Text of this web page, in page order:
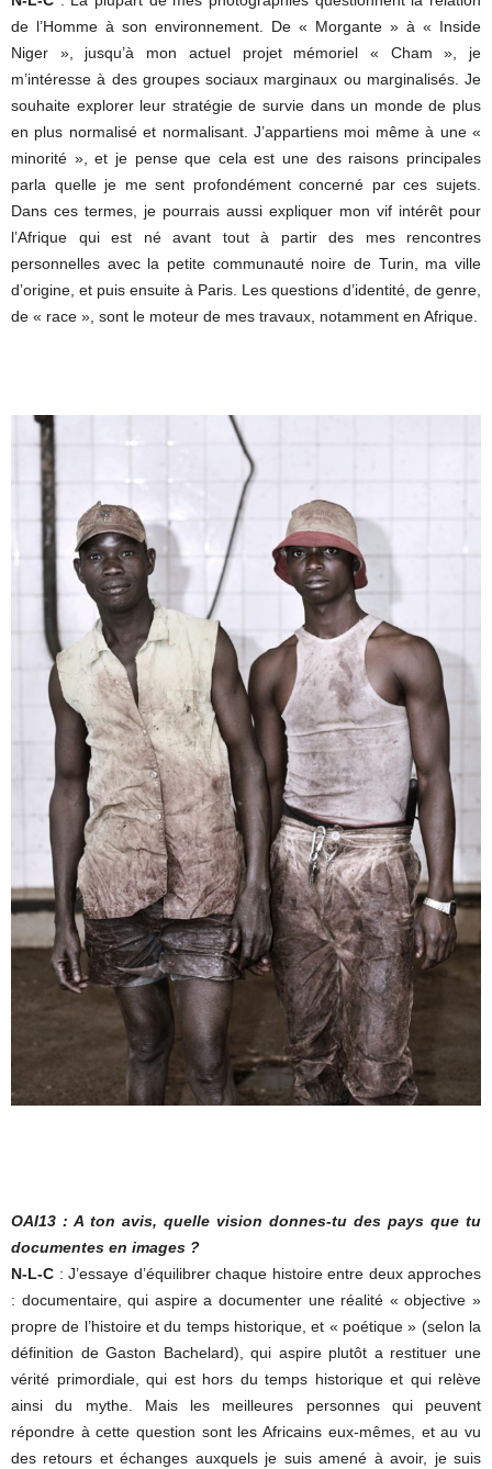
de l’Homme à son environnement. De « Morgante » à « Inside
Niger », jusqu’à mon actuel projet mémoriel « Cham », je
m’intéresse à des groupes sociaux marginaux ou marginalisés. Je
souhaite explorer leur stratégie de survie dans un monde de plus
en plus normalisé et normalisant. J’appartiens moi même à une «
minorité », et je pense que cela est une des raisons principales
parla quelle je me sent profondément concerné par ces sujets.
Dans ces termes, je pourrais aussi expliquer mon vif intérêt pour
l’Afrique qui est né avant tout à partir des mes rencontres
personnelles avec la petite communauté noire de Turin, ma ville
d’origine, et puis ensuite à Paris. Les questions d’identité, de genre,
de « race », sont le moteur de mes travaux, notamment en Afrique.
OAI13 : A ton avis, quelle vision donnes-tu des pays que tu
documentes en images ?
N-L-C : J’essaye d’équilibrer chaque histoire entre deux approches
: documentaire, qui aspire a documenter une réalité « objective »
propre de l’histoire et du temps historique, et « poétique » (selon la
définition de Gaston Bachelard), qui aspire plutôt a restituer une
vérité primordiale, qui est hors du temps historique et qui relève
ainsi du mythe. Mais les meilleures personnes qui peuvent
répondre à cette question sont les Africains eux-mêmes, et au vu
des retours et échanges auxquels je suis amené à avoir, je suis